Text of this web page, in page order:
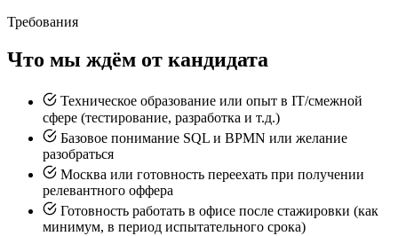
Требования
Что мы ждём от кандидата
Техническое образование или опыт в IT/смежной
сфере (тестирование, разработка и т.д.)
Базовое понимание SQL и BPMN или желание
разобраться
Москва или готовность переехать при получении
релевантного оффера
Готовность работать в офисе после стажировки (как
минимум, в период испытательного срока)